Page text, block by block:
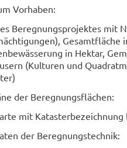
Vor­ha­ben:
Be­reg­nungs­pro­jek­tes mit
Ge­samt­flä­che
in Hekt­ar,
(Kul­tu­ren und
der Be­reg­nungs­flä­chen:
mit
der Be­reg­nungs­tech­nik: